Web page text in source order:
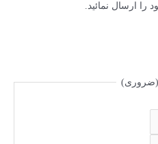
ارسال نمائید.
(ضروری)